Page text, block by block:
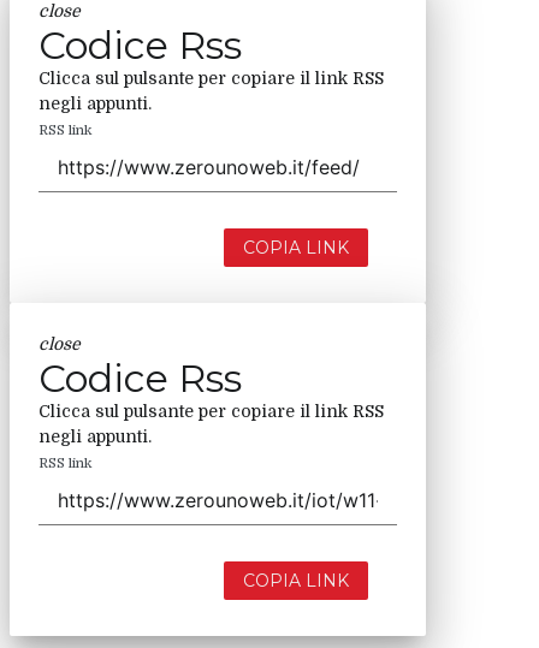
close
Codice Rss
Clicca sul pulsante per copiare il link RSS
negli appunti.
RSS link
COPIA LINK
close
Codice Rss
Clicca sul pulsante per copiare il link RSS
negli appunti.
RSS link
COPIA LINK